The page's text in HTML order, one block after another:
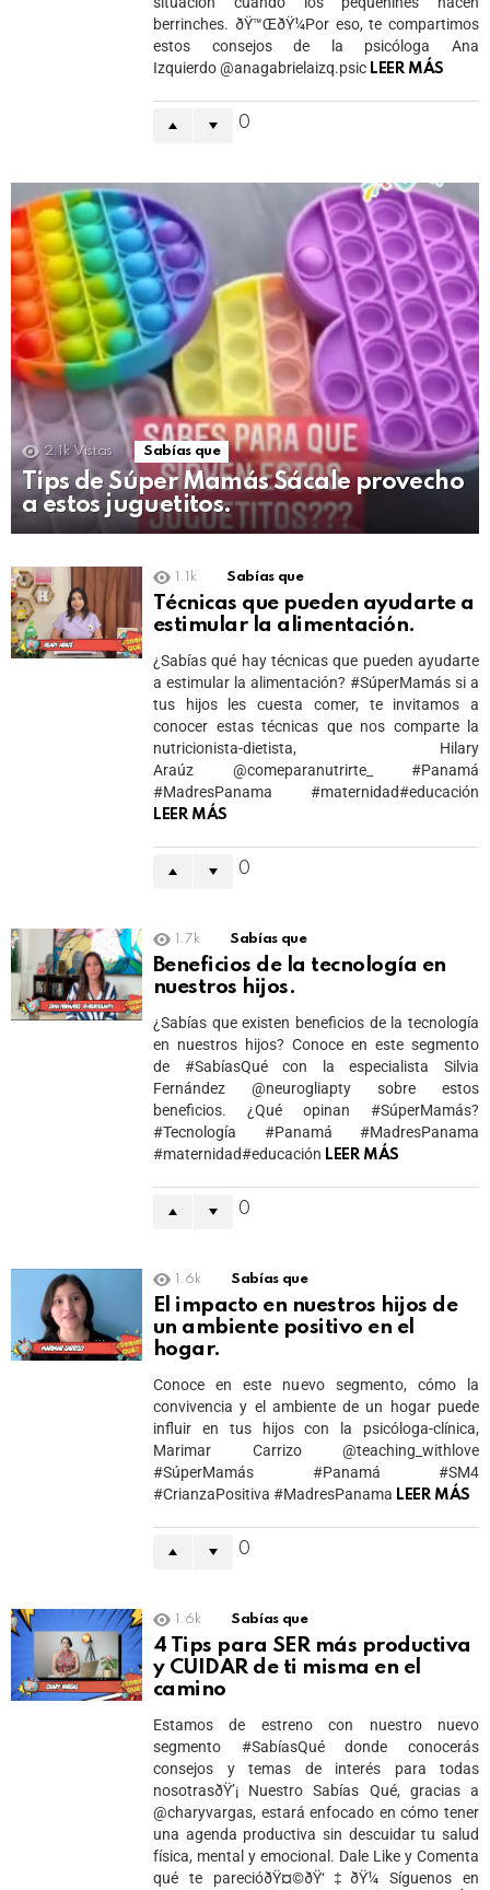
berrinches. ðŸ™ŒðŸ¼Por eso, te compartimos
estos consejos de la psicóloga Ana
Izquierdo @anagabrielaizq.psic LEER MÁS
0
2.1k Vistas Sabías que
Tips de Súper Mamás Sácale provecho
a estos juguetitos.
1.1k Sabías que
Técnicas que pueden ayudarte a
estimular la alimentación.
¿Sabías qué hay técnicas que pueden ayudarte
a estimular la alimentación? #SúperMamás si a
tus hijos les cuesta comer, te invitamos a
conocer estas técnicas que nos comparte la
nutricionista-dietista, Hilary
Araúz @comeparanutrirte_ #Panamá
#MadresPanama #maternidad#educación
LEER MÁS
0
1.7k Sabías que
Beneficios de la tecnología en
nuestros hijos.
¿Sabías que existen beneficios de la tecnología
en nuestros hijos? Conoce en este segmento
de #SabíasQué con la especialista Silvia
Fernández @neurogliapty sobre estos
beneficios. ¿Qué opinan #SúperMamás?
#Tecnología #Panamá #MadresPanama
#maternidad#educación LEER MÁS
0
1.6k Sabías que
El impacto en nuestros hijos de
un ambiente positivo en el
hogar.
Conoce en este nuevo segmento, cómo la
convivencia y el ambiente de un hogar puede
influir en tus hijos con la psicóloga-clínica,
Marimar Carrizo @teaching_withlove
#SúperMamás #Panamá #SM4
#CrianzaPositiva #MadresPanama LEER MÁS
0
1.6k Sabías que
4 Tips para SER más productiva
y CUIDAR de ti misma en el
camino
Estamos de estreno con nuestro nuevo
segmento #SabíasQué donde conocerás
consejos y temas de interés para todas
nosotrasðŸ’¡ Nuestro Sabías Qué, gracias a
@charyvargas, estará enfocado en cómo tener
una agenda productiva sin descuidar tu salud
física, mental y emocional. Dale Like y Comenta
qué te parecióðŸ¤©ðŸ‘‡ðŸ¼ Síguenos en